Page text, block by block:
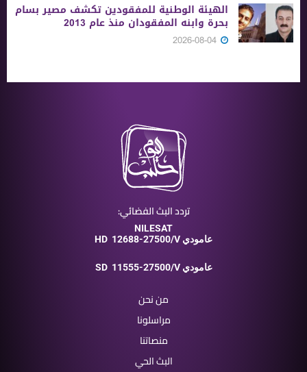
الهيئة الوطنية للمفقودين تكشف مصير بسام
بحرة وابنه المفقودان منذ عام 2013
تردد البث الفضائي:
NILESAT
HD
12688-27500/V عامودي
SD 11555-27500/V عامودي
من نحن
مراسلونا
منصاتنا
البث الحي